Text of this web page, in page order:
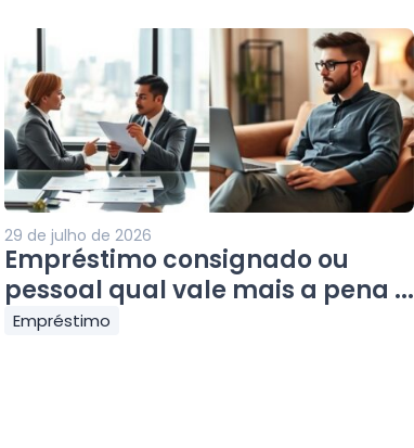
29 de julho de 2026
Empréstimo consignado ou
pessoal qual vale mais a pena ...
Empréstimo